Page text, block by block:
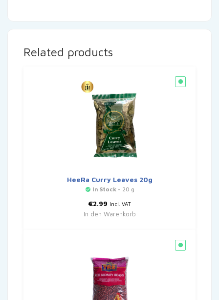
Related products
HeeRa Curry Leaves 20g
In Stock- 20 g
€2.99 Incl. VAT
In den Warenkorb